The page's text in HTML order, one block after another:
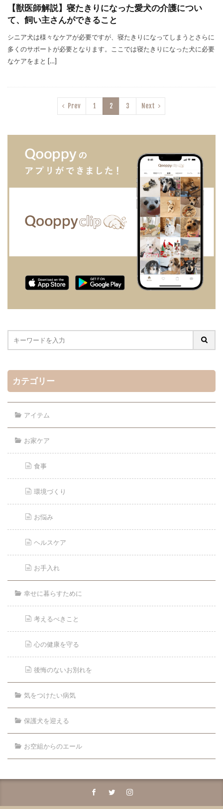
【獣医師解説】寝たきりになった愛犬の介護につい
て、飼い主さんができること
シニア犬は様々なケアが必要ですが、寝たきりになってしまうとさらに
多くのサポートが必要となります。ここでは寝たきりになった犬に必要
なケアをまと […]
Prev 1 2 3 Next
カテゴリー
アイテム
お家ケア
食事
環境づくり
お悩み
ヘルスケア
お手入れ
幸せに暮らすために
考えるべきこと
心の健康を守る
後悔のないお別れを
気をつけたい病気
保護犬を迎える
お空組からのエール